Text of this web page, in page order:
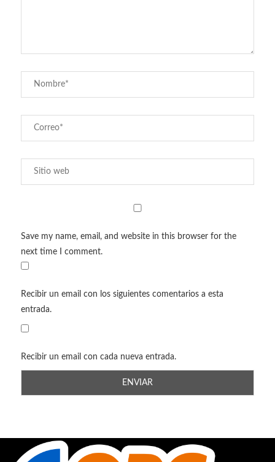
Save my name, email, and website in this browser for the
next time I comment.
Recibir un email con los siguientes comentarios a esta
entrada.
Recibir un email con cada nueva entrada.